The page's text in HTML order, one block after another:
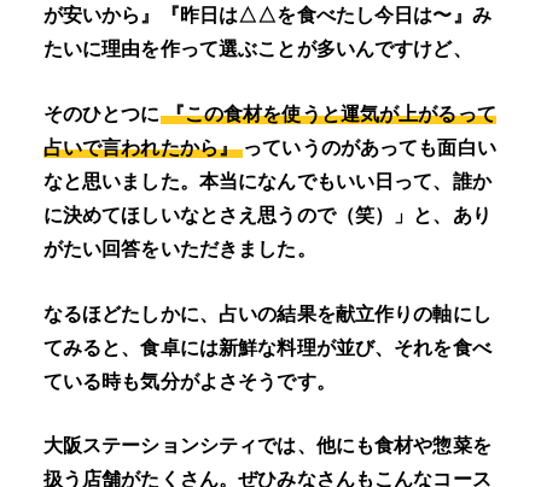
が安いから』『昨日は△△を食べたし今日は〜』み
たいに理由を作って選ぶことが多いんですけど、
そのひとつに 『この食材を使うと運気が上がるって
占いで言われたから』 っていうのがあっても面白い
なと思いました。本当になんでもいい日って、誰か
に決めてほしいなとさえ思うので（笑）」と、あり
がたい回答をいただきました。
なるほどたしかに、占いの結果を献立作りの軸にし
てみると、食卓には新鮮な料理が並び、それを食べ
ている時も気分がよさそうです。
大阪ステーションシティでは、他にも食材や惣菜を
扱う店舗がたくさん。ぜひみなさんもこんなコース